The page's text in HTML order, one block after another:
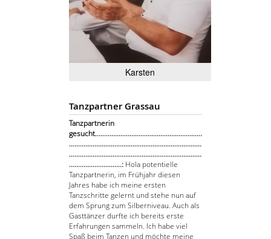
Karsten
Tanzpartner Grassau
Tanzpartnerin
gesucht...........................................................
.........................................................................
.........................................................................
.............................: Hola potentielle
Tanzpartnerin, im Frühjahr diesen
Jahres habe ich meine ersten
Tanzschritte gelernt und stehe nun auf
dem Sprung zum Silberniveau. Auch als
Gasttänzer durfte ich bereits erste
Erfahrungen sammeln. Ich habe viel
Spaß beim Tanzen und möchte meine